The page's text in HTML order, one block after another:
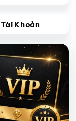
Tài Khoản